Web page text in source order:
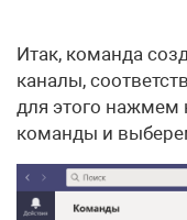
Итак, команда
каналы,
для этого нажмем
команды и